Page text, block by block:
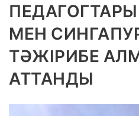
МЕН
ТӘЖІРИБЕ
АТТАНДЫ